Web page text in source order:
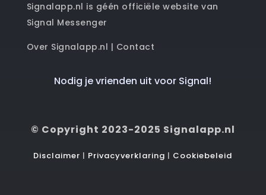
Signalapp.nl is géén officiële website van
Signal Messenger
Over Signalapp.nl | Contact
Nodig je vrienden uit voor Signal!
© Copyright 2023-2025 Signalapp.nl
Disclaimer | Privacyverklaring | Cookiebeleid